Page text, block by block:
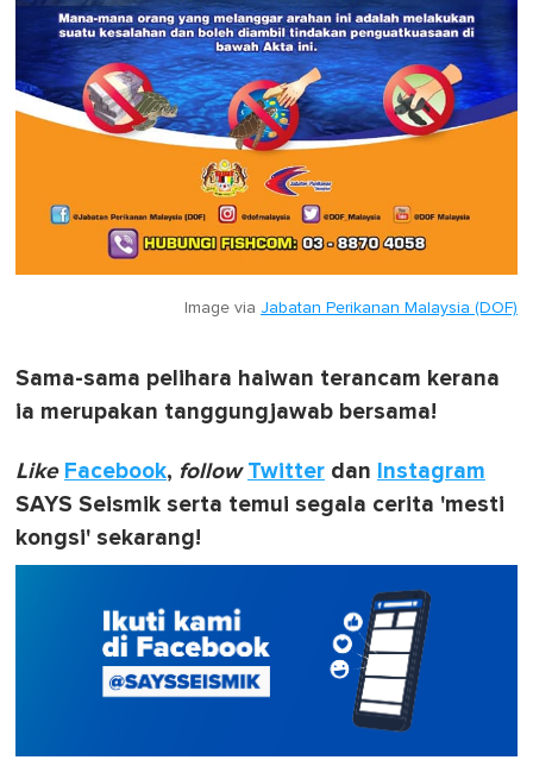
Image via Jabatan Perikanan Malaysia (DOF)
Sama-sama pelihara haiwan terancam kerana
ia merupakan tanggungjawab bersama!
Like Facebook, follow Twitter dan Instagram
SAYS Seismik serta temui segala cerita 'mesti
kongsi' sekarang!